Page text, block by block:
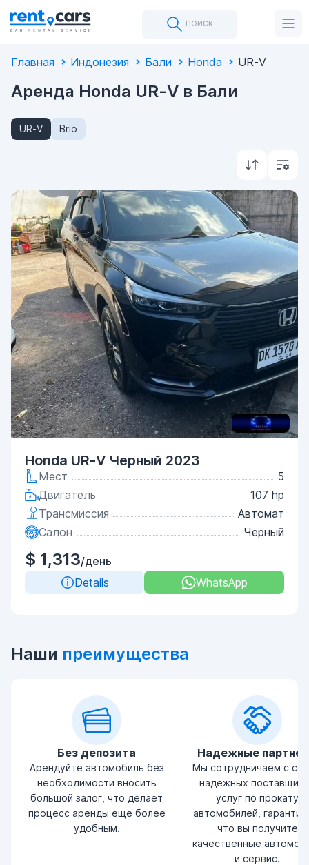
поиск
Главная Индонезия Бали Honda UR-V
Аренда Honda UR-V в Бали
UR-V Brio
Honda UR-V Черный 2023
Мест
5
Двигатель
107 hp
Трансмиссия
Автомат
Салон
Черный
$ 1,313/день
Details
WhatsApp
Наши преимущества
Без депозита
Арендуйте автомобиль без
необходимости вносить
большой залог, что делает
процесс аренды еще более
удобным.
Надежные
Мы сотрудничаем с
надежных
услуг по прокату
автомобилей,
что вы получите
качественные
и сервис.